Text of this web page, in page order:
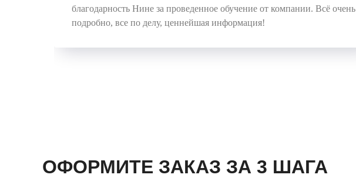
благодарность Нине за проведенное обучение от компании. Всё очень
подробно, все по делу, ценнейшая информация!
ОФОРМИТЕ ЗАКАЗ ЗА 3 ШАГА